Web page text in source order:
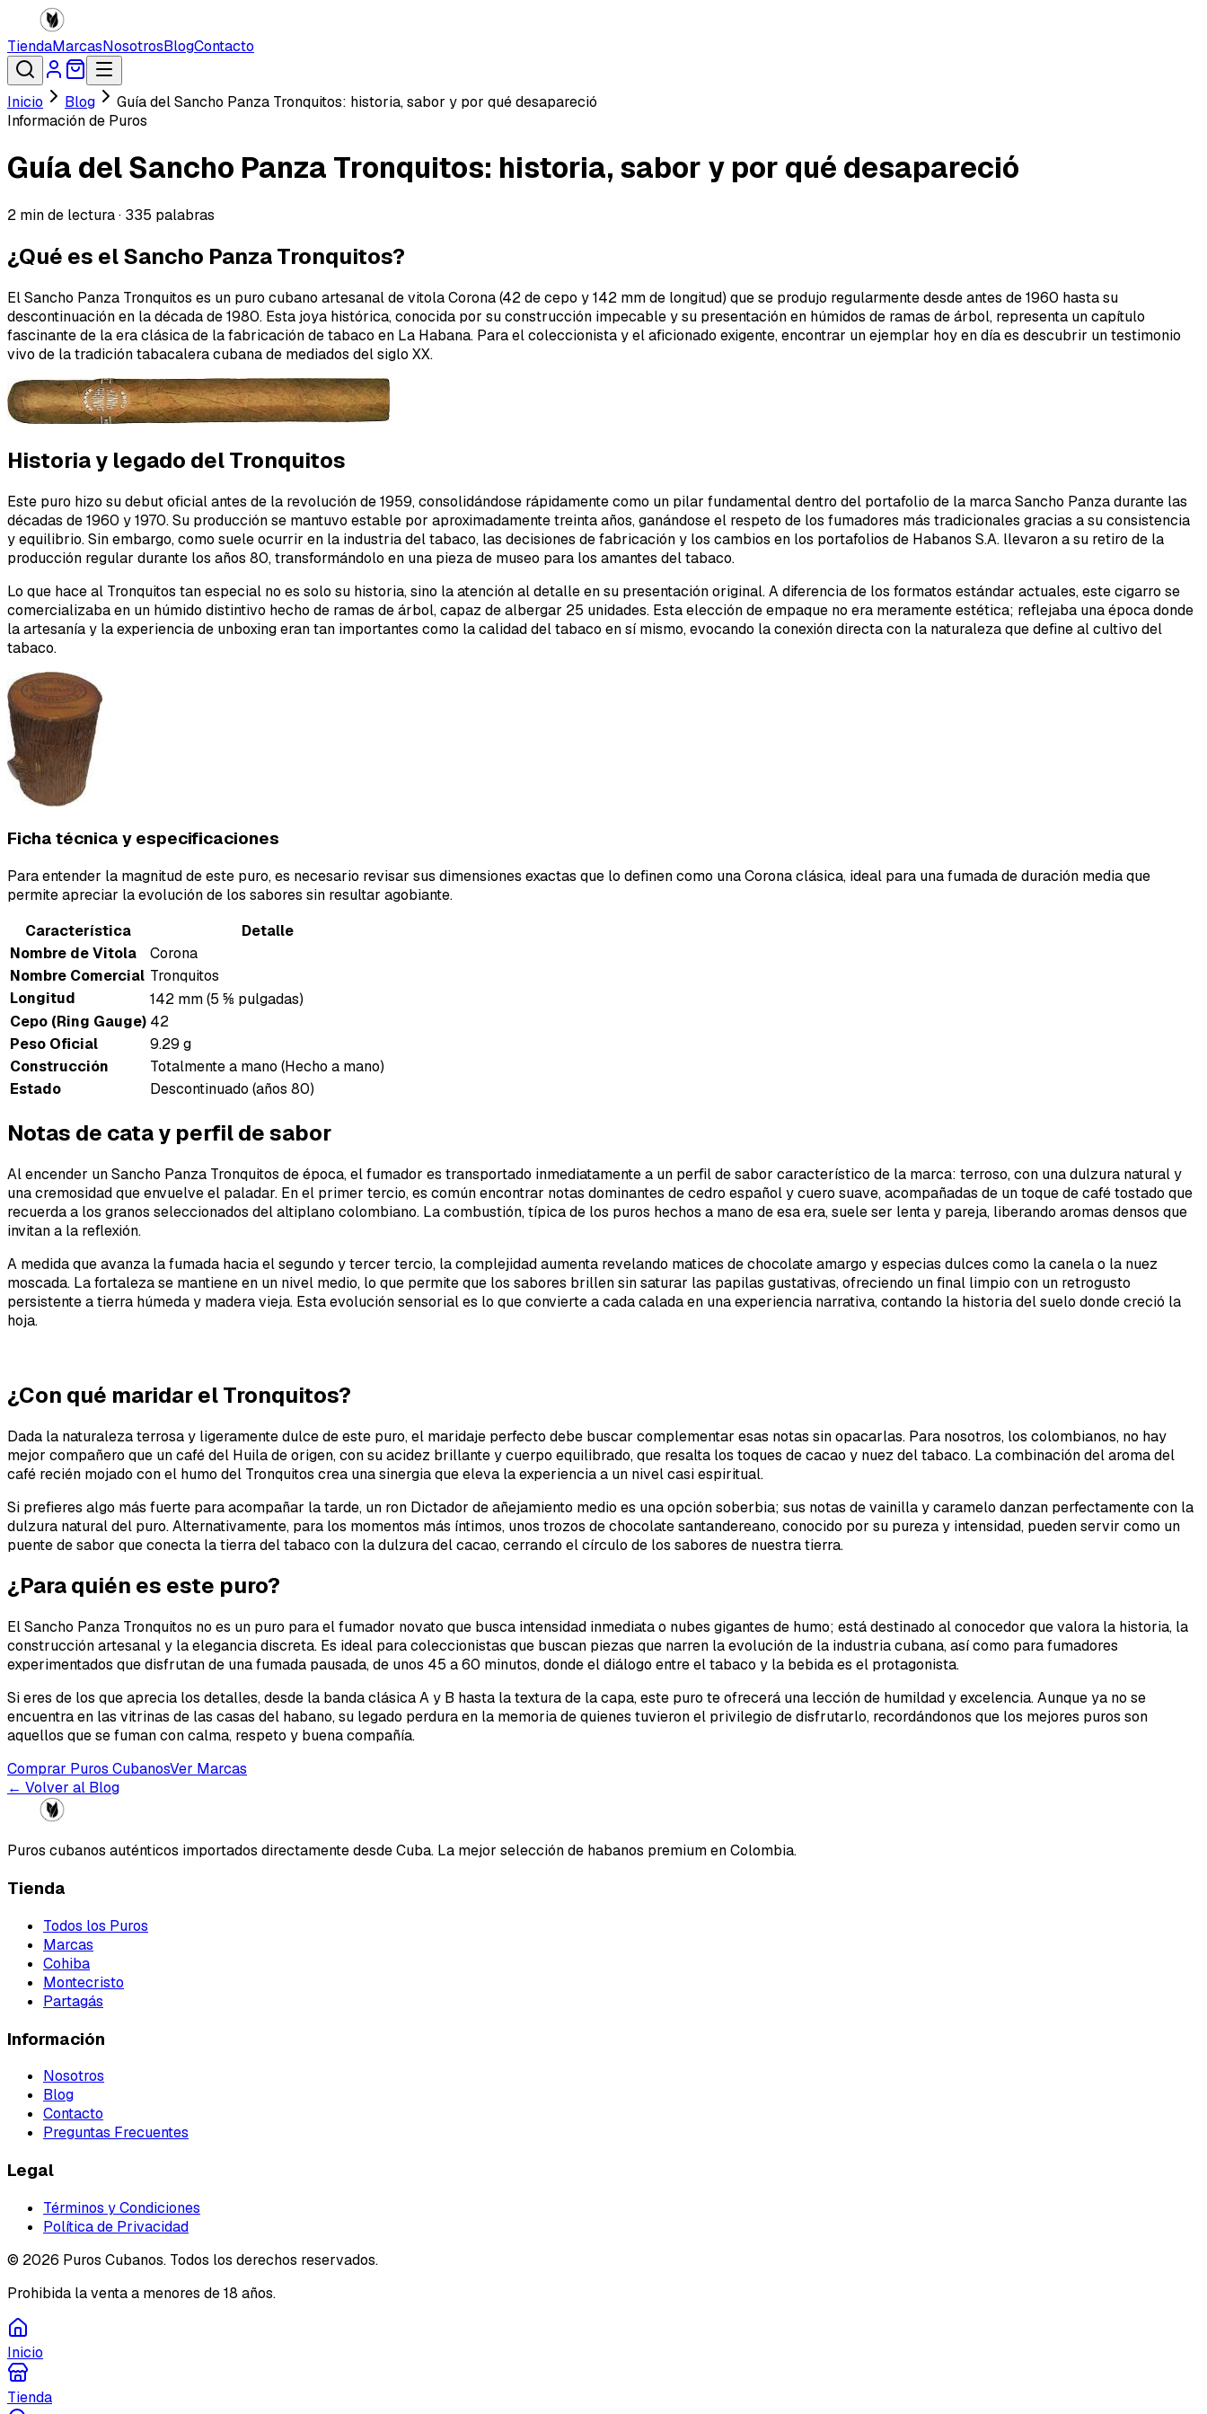
TiendaMarcasNosotrosBlogContacto
Inicio Blog
Guía del Sancho Panza Tronquitos: historia, sabor y por qué desapareció
Información de Puros
Guía del Sancho Panza Tronquitos: historia, sabor y por qué desapareció
2 min de lectura · 335 palabras
¿Qué es el Sancho Panza Tronquitos?
El Sancho Panza Tronquitos es un puro cubano artesanal de vitola Corona (42 de cepo y 142 mm de longitud) que se produjo regularmente desde antes de 1960 hasta su
descontinuación en la década de 1980. Esta joya histórica, conocida por su construcción impecable y su presentación en húmidos de ramas de árbol, representa un capítulo
fascinante de la era clásica de la fabricación de tabaco en La Habana. Para el coleccionista y el aficionado exigente, encontrar un ejemplar hoy en día es descubrir un testimonio
vivo de la tradición tabacalera cubana de mediados del siglo XX.
Historia y legado del Tronquitos
Este puro hizo su debut oficial antes de la revolución de 1959, consolidándose rápidamente como un pilar fundamental dentro del portafolio de la marca Sancho Panza durante las
décadas de 1960 y 1970. Su producción se mantuvo estable por aproximadamente treinta años, ganándose el respeto de los fumadores más tradicionales gracias a su consistencia
y equilibrio. Sin embargo, como suele ocurrir en la industria del tabaco, las decisiones de fabricación y los cambios en los portafolios de Habanos S.A. llevaron a su retiro de la
producción regular durante los años 80, transformándolo en una pieza de museo para los amantes del tabaco.
Lo que hace al Tronquitos tan especial no es solo su historia, sino la atención al detalle en su presentación original. A diferencia de los formatos estándar actuales, este cigarro se
comercializaba en un húmido distintivo hecho de ramas de árbol, capaz de albergar 25 unidades. Esta elección de empaque no era meramente estética; reflejaba una época donde
la artesanía y la experiencia de unboxing eran tan importantes como la calidad del tabaco en sí mismo, evocando la conexión directa con la naturaleza que define al cultivo del
tabaco.
Ficha técnica y especificaciones
Para entender la magnitud de este puro, es necesario revisar sus dimensiones exactas que lo definen como una Corona clásica, ideal para una fumada de duración media que
permite apreciar la evolución de los sabores sin resultar agobiante.
Característica
Detalle
Nombre de Vitola
Corona
Nombre Comercial Tronquitos
Longitud
142 mm (5 ⅝ pulgadas)
Cepo (Ring Gauge) 42
Peso Oficial
9.29 g
Construcción
Totalmente a mano (Hecho a mano)
Estado
Descontinuado (años 80)
Notas de cata y perfil de sabor
Al encender un Sancho Panza Tronquitos de época, el fumador es transportado inmediatamente a un perfil de sabor característico de la marca: terroso, con una dulzura natural y
una cremosidad que envuelve el paladar. En el primer tercio, es común encontrar notas dominantes de cedro español y cuero suave, acompañadas de un toque de café tostado que
recuerda a los granos seleccionados del altiplano colombiano. La combustión, típica de los puros hechos a mano de esa era, suele ser lenta y pareja, liberando aromas densos que
invitan a la reflexión.
A medida que avanza la fumada hacia el segundo y tercer tercio, la complejidad aumenta revelando matices de chocolate amargo y especias dulces como la canela o la nuez
moscada. La fortaleza se mantiene en un nivel medio, lo que permite que los sabores brillen sin saturar las papilas gustativas, ofreciendo un final limpio con un retrogusto
persistente a tierra húmeda y madera vieja. Esta evolución sensorial es lo que convierte a cada calada en una experiencia narrativa, contando la historia del suelo donde creció la
hoja.
¿Con qué maridar el Tronquitos?
Dada la naturaleza terrosa y ligeramente dulce de este puro, el maridaje perfecto debe buscar complementar esas notas sin opacarlas. Para nosotros, los colombianos, no hay
mejor compañero que un café del Huila de origen, con su acidez brillante y cuerpo equilibrado, que resalta los toques de cacao y nuez del tabaco. La combinación del aroma del
café recién mojado con el humo del Tronquitos crea una sinergia que eleva la experiencia a un nivel casi espiritual.
Si prefieres algo más fuerte para acompañar la tarde, un ron Dictador de añejamiento medio es una opción soberbia; sus notas de vainilla y caramelo danzan perfectamente con la
dulzura natural del puro. Alternativamente, para los momentos más íntimos, unos trozos de chocolate santandereano, conocido por su pureza y intensidad, pueden servir como un
puente de sabor que conecta la tierra del tabaco con la dulzura del cacao, cerrando el círculo de los sabores de nuestra tierra.
¿Para quién es este puro?
El Sancho Panza Tronquitos no es un puro para el fumador novato que busca intensidad inmediata o nubes gigantes de humo; está destinado al conocedor que valora la historia, la
construcción artesanal y la elegancia discreta. Es ideal para coleccionistas que buscan piezas que narren la evolución de la industria cubana, así como para fumadores
experimentados que disfrutan de una fumada pausada, de unos 45 a 60 minutos, donde el diálogo entre el tabaco y la bebida es el protagonista.
Si eres de los que aprecia los detalles, desde la banda clásica A y B hasta la textura de la capa, este puro te ofrecerá una lección de humildad y excelencia. Aunque ya no se
encuentra en las vitrinas de las casas del habano, su legado perdura en la memoria de quienes tuvieron el privilegio de disfrutarlo, recordándonos que los mejores puros son
aquellos que se fuman con calma, respeto y buena compañía.
Comprar Puros CubanosVer Marcas
← Volver al Blog
Puros cubanos auténticos importados directamente desde Cuba. La mejor selección de habanos premium en Colombia.
Tienda
Todos los Puros
Marcas
Cohiba
Montecristo
Partagás
Información
Nosotros
Blog
Contacto
Preguntas Frecuentes
Legal
Términos y Condiciones
Política de Privacidad
© 2026 Puros Cubanos. Todos los derechos reservados.
Prohibida la venta a menores de 18 años.
Inicio
Tienda